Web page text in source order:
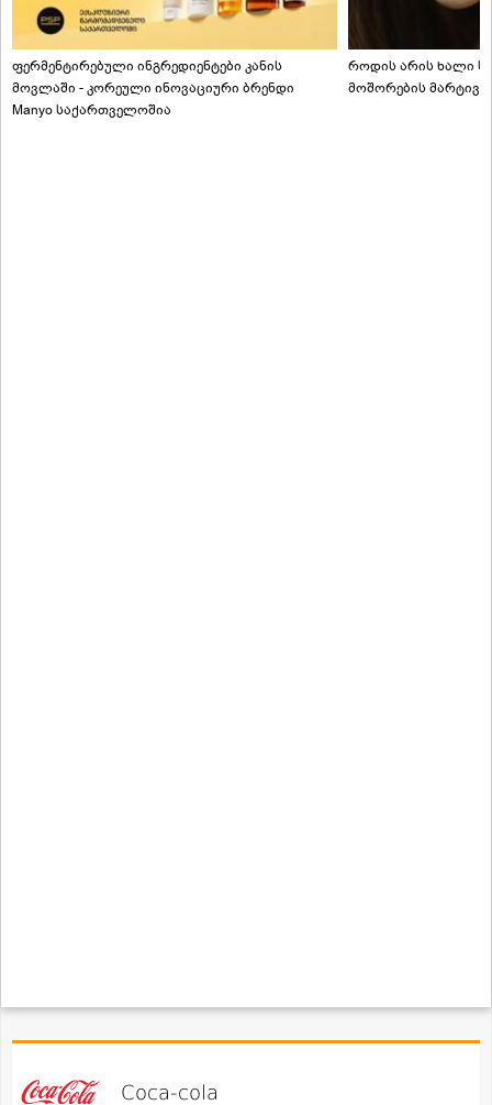
ფერმენტირებული ინგრედიენტები კანის
მოვლაში - კორეული ინოვაციური ბრენდი
Manyo საქართველოშია
როდის არის ხალი
მოშორების
Coca-cola